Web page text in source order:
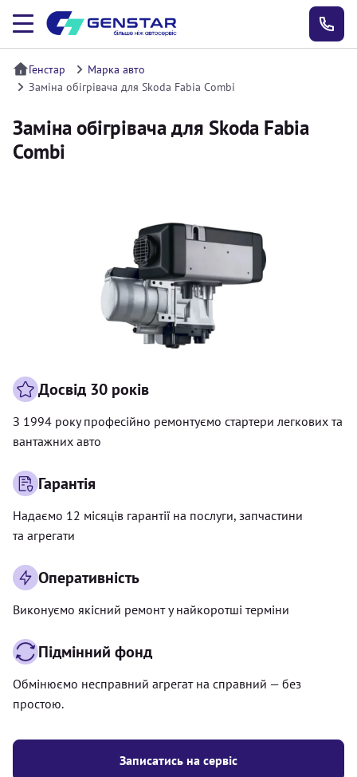
Генстар
Марка авто
Заміна обігрівача для Skoda Fabia Combi
Заміна обігрівача для Skoda Fabia
Combi
Записатись на сервіс
Досвід 30 років
З 1994 року професійно ремонтуємо стартери легкових та
вантажних авто
Гарантія
Надаємо 12 місяців гарантії на послуги, запчастини
та агрегати
Оперативність
Виконуємо якісний ремонт у найкоротші терміни
Підмінний фонд
Обмінюємо несправний агрегат на справний — без
простою.